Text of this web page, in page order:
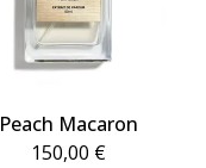
Peach Macaron
150,00 €